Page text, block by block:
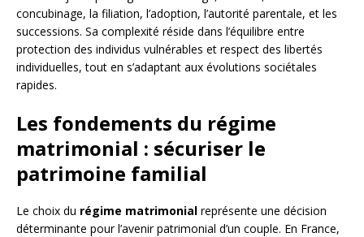
concubinage, la filiation, l’adoption, l’autorité parentale, et les
successions. Sa complexité réside dans l’équilibre entre
protection des individus vulnérables et respect des libertés
individuelles, tout en s’adaptant aux évolutions sociétales
rapides.
Les fondements du régime
matrimonial : sécuriser le
patrimoine familial
Le choix du régime matrimonial représente une décision
déterminante pour l’avenir patrimonial d’un couple. En France,